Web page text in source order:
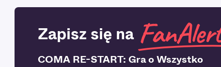
Zapisz się na
COMA RE-START: Gra o Wszystko